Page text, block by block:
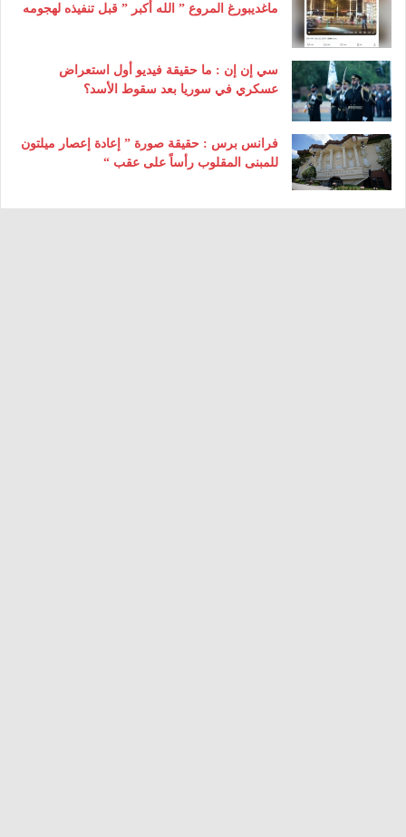
ماغديبورغ المروع ” الله أكبر ” قبل تنفيذه لهجومه
سي إن إن : ما حقيقة فيديو أول استعراض
عسكري في سوريا بعد سقوط الأسد؟
فرانس برس : حقيقة صورة ” إعادة إعصار ميلتون
للمبنى المقلوب رأساً على عقب “